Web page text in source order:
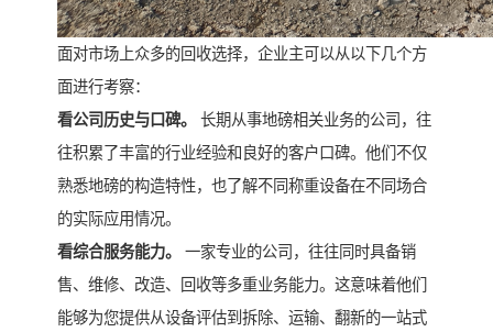
面对市场上众多的回收选择，企业主可以从以下几个方
面进行考察：
看公司历史与口碑。
长期从事地磅相关业务的公司，往
往积累了丰富的行业经验和良好的客户口碑。他们不仅
熟悉地磅的构造特性，也了解不同称重设备在不同场合
的实际应用情况。
看综合服务能力。
一家专业的公司，往往同时具备销
售、维修、改造、回收等多重业务能力。这意味着他们
能够为您提供从设备评估到拆除、运输、翻新的一站式